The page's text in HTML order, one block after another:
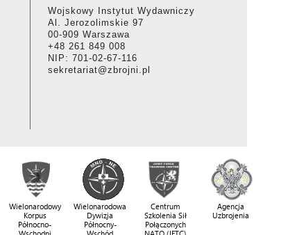
Wojskowy Instytut Wydawniczy
Al. Jerozolimskie 97
00-909 Warszawa
+48 261 849 008
NIP: 701-02-67-116
sekretariat@zbrojni.pl
Wielonarodowy
Korpus
Północno-
Wielonarodowa
Dywizja
Północny-
Centrum
Szkolenia Sił
Połączonych
Agencja
Uzbrojenia